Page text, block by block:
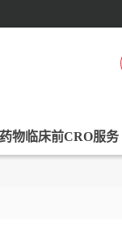
药物临床前CRO服务